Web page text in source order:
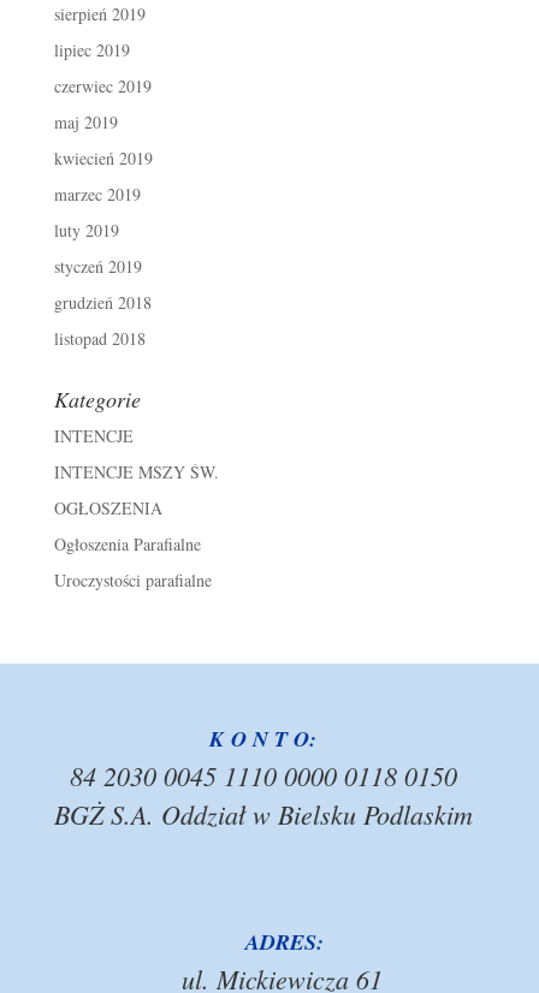
sierpień 2019
lipiec 2019
czerwiec 2019
maj 2019
kwiecień 2019
marzec 2019
luty 2019
styczeń 2019
grudzień 2018
listopad 2018
Kategorie
INTENCJE
INTENCJE MSZY ŚW.
OGŁOSZENIA
Ogłoszenia Parafialne
Uroczystości parafialne
K O N T O:
84 2030 0045 1110 0000 0118 0150
BGŻ S.A. Oddział w Bielsku Podlaskim
ADRES:
ul. Mickiewicza 61